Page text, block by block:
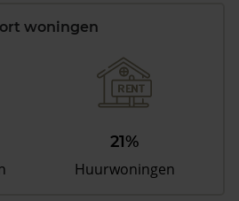
woningen
21%
Huurwoningen